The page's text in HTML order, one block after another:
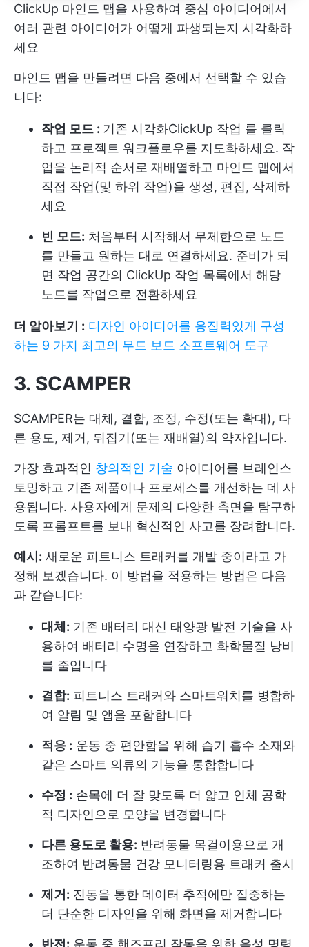
ClickUp 마인드 맵을 사용하여 중심 아이디어에서
여러 관련 아이디어가 어떻게 파생되는지 시각화하
세요
마인드 맵을 만들려면 다음 중에서 선택할 수 있습
니다:
작업 모드 : 기존 시각화ClickUp 작업 를 클릭
하고 프로젝트 워크플로우를 지도화하세요. 작
업을 논리적 순서로 재배열하고 마인드 맵에서
직접 작업(및 하위 작업)을 생성, 편집, 삭제하
세요
빈 모드: 처음부터 시작해서 무제한으로 노드
를 만들고 원하는 대로 연결하세요. 준비가 되
면 작업 공간의 ClickUp 작업 목록에서 해당
노드를 작업으로 전환하세요
더 알아보기 : 디자인 아이디어를 응집력있게 구성
하는 9 가지 최고의 무드 보드 소프트웨어 도구
3. SCAMPER
SCAMPER는 대체, 결합, 조정, 수정(또는 확대), 다
른 용도, 제거, 뒤집기(또는 재배열)의 약자입니다.
가장 효과적인 창의적인 기술 아이디어를 브레인스
토밍하고 기존 제품이나 프로세스를 개선하는 데 사
용됩니다. 사용자에게 문제의 다양한 측면을 탐구하
도록 프롬프트를 보내 혁신적인 사고를 장려합니다.
예시: 새로운 피트니스 트래커를 개발 중이라고 가
정해 보겠습니다. 이 방법을 적용하는 방법은 다음
과 같습니다:
대체: 기존 배터리 대신 태양광 발전 기술을 사
용하여 배터리 수명을 연장하고 화학물질 낭비
를 줄입니다
결합: 피트니스 트래커와 스마트워치를 병합하
여 알림 및 앱을 포함합니다
적응 : 운동 중 편안함을 위해 습기 흡수 소재와
같은 스마트 의류의 기능을 통합합니다
수정 : 손목에 더 잘 맞도록 더 얇고 인체 공학
적 디자인으로 모양을 변경합니다
다른 용도로 활용: 반려동물 목걸이용으로 개
조하여 반려동물 건강 모니터링용 트래커 출시
제거: 진동을 통한 데이터 추적에만 집중하는
더 단순한 디자인을 위해 화면을 제거합니다
반전: 운동 중 핸즈프리 작동을 위한 음성 명령